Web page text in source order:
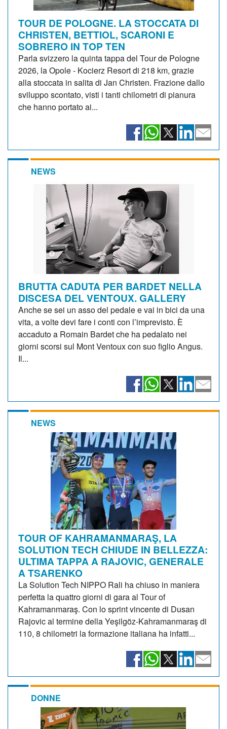
TOUR DE POLOGNE. LA STOCCATA DI
CHRISTEN, BETTIOL, SCARONI E
SOBRERO IN TOP TEN
Parla svizzero la quinta tappa del Tour de Pologne
2026, la Opole - Kocierz Resort di 218 km, grazie
alla stoccata in salita di Jan Christen. Frazione dallo
sviluppo scontato, visti i tanti chilometri di pianura
che hanno portato ai...
NEWS
BRUTTA CADUTA PER BARDET NELLA
DISCESA DEL VENTOUX. GALLERY
Anche se sei un asso del pedale e vai in bici da una
vita, a volte devi fare i conti con l’imprevisto. È
accaduto a Romain Bardet che ha pedalato nei
giorni scorsi sul Mont Ventoux con suo figlio Angus.
Il...
NEWS
TOUR OF KAHRAMANMARAŞ, LA
SOLUTION TECH CHIUDE IN BELLEZZA:
ULTIMA TAPPA A RAJOVIC, GENERALE
A TSARENKO
La Solution Tech NIPPO Rali ha chiuso in maniera
perfetta la quattro giorni di gara al Tour of
Kahramanmaraş. Con lo sprint vincente di Dusan
Rajovic al termine della Yeşilgöz-Kahramanmaraş di
110, 8 chilometri la formazione italiana ha infatti...
DONNE